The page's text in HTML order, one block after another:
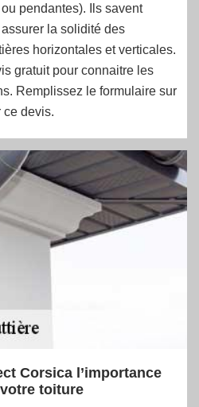
pendantes). Ils savent
la solidité des
horizontales et verticales.
gratuit pour connaitre les
Remplissez le formulaire sur
ce devis.
Corsica l’importance
toiture